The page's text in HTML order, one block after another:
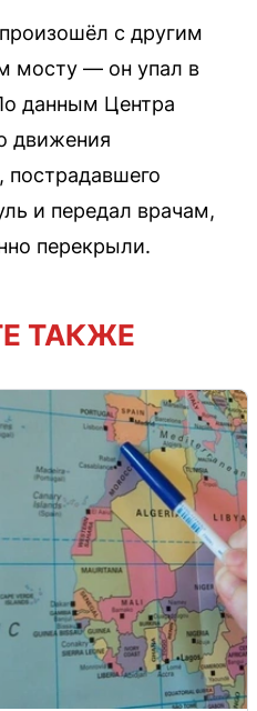
с другим
мосту — он упал в
данным Центра
движения
пострадавшего
и передал врачам,
перекрыли.
ТАКЖЕ